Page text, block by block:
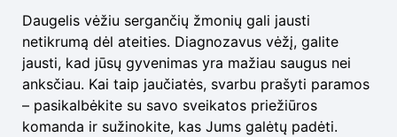
Daugelis vėžiu sergančių žmonių gali jausti
netikrumą dėl ateities. Diagnozavus vėžį, galite
jausti, kad jūsų gyvenimas yra mažiau saugus nei
anksčiau. Kai taip jaučiatės, svarbu prašyti paramos
– pasikalbėkite su savo sveikatos priežiūros
komanda ir sužinokite, kas Jums galėtų padėti.